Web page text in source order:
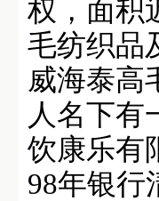
权，面积
毛纺织品
威海泰高
人名下有
饮康乐有
98年银行